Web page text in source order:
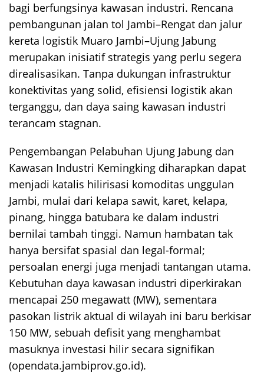
bagi berfungsinya kawasan industri. Rencana
pembangunan jalan tol Jambi–Rengat dan jalur
kereta logistik Muaro Jambi–Ujung Jabung
merupakan inisiatif strategis yang perlu segera
direalisasikan. Tanpa dukungan infrastruktur
konektivitas yang solid, efisiensi logistik akan
terganggu, dan daya saing kawasan industri
terancam stagnan.
Pengembangan Pelabuhan Ujung Jabung dan
Kawasan Industri Kemingking diharapkan dapat
menjadi katalis hilirisasi komoditas unggulan
Jambi, mulai dari kelapa sawit, karet, kelapa,
pinang, hingga batubara ke dalam industri
bernilai tambah tinggi. Namun hambatan tak
hanya bersifat spasial dan legal-formal;
persoalan energi juga menjadi tantangan utama.
Kebutuhan daya kawasan industri diperkirakan
mencapai 250 megawatt (MW), sementara
pasokan listrik aktual di wilayah ini baru berkisar
150 MW, sebuah defisit yang menghambat
masuknya investasi hilir secara signifikan
(opendata.jambiprov.go.id).